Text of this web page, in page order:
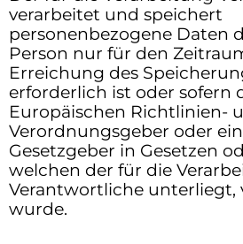
verarbeitet und speichert
personenbezogene Daten
Person nur für den
Erreichung des
erforderlich ist oder sofern
Europäischen Richtlinien-
Verordnungsgeber oder
Gesetzgeber in Gesetzen
welchen der für die
Verantwortliche unterliegt,
wurde.